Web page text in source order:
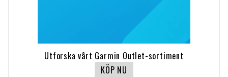
Utforska vårt Garmin Outlet-sortiment
KÖP NU